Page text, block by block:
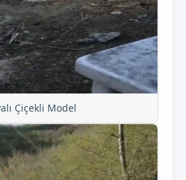
Çiçekli Model